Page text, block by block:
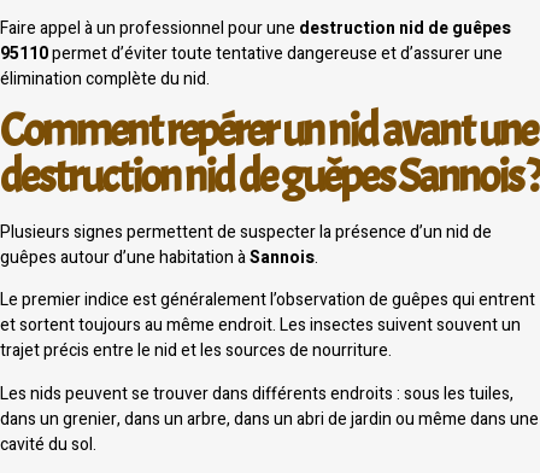
Faire appel à un professionnel pour une destruction nid de guêpes
95110permet d’éviter toute tentative dangereuse et d’assurer une
élimination complète du nid.
Comment repérer un nid avant une
destruction nid de guêpes Sannois ?
Plusieurs signes permettent de suspecter la présence d’un nid de
guêpes autour d’une habitation àSannois.
Le premier indice est généralement l’observation de guêpes qui entrent
et sortent toujours au même endroit. Les insectes suivent souvent un
trajet précis entre le nid et les sources de nourriture.
Les nids peuvent se trouver dans différents endroits : sous les tuiles,
dans un grenier, dans un arbre, dans un abri de jardin ou même dans une
cavité du sol.